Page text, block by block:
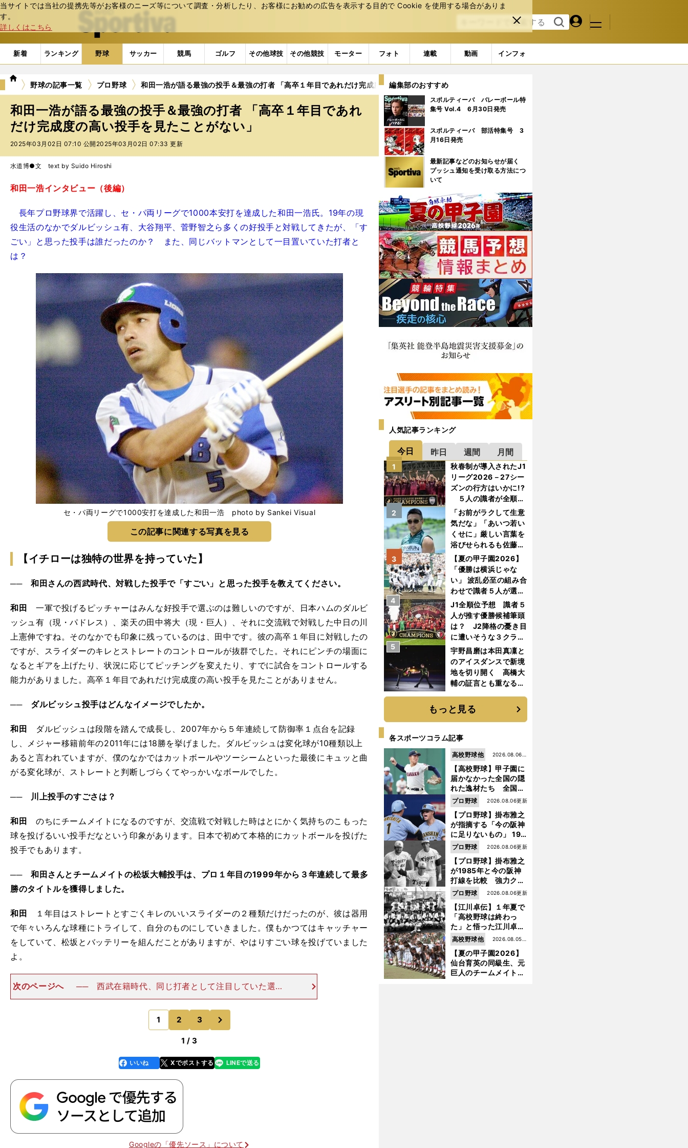
当サイトでは当社の提携先等がお客様のニーズ等について調査・分析したり、お客様にお勧めの広告を表⽰する⽬的で Cookie を使⽤する場合がありま
す。
詳しくはこちら
閉じ
る
web Sportiva (webスポルティーバ)
検索
る
マイペ
ジ
メニュ
新着 ランキング 野球 サッカー 競馬 ゴルフ その他球技 その他競技 モーター フォト 連載 動画 インフォ
we
ポ
ル
テ
ィ
ー
バ
野球の記事一覧 プロ野球 和田一浩が語る最強の投手＆最強の打者 「高卒１年目であれだけ完成度の高い投手を見たことがない」
和田一浩が語る最強の投手＆最強の打者 「高卒１年目であれ
だけ完成度の高い投手を見たことがない」
2025年03月02日 07:10 公開 2025年03月02日 07:33 更新
水道博●文 text by Suido Hiroshi
和田一浩インタビュー（後編）
長年プロ野球界で活躍し、セ・パ両リーグで1000本安打を達成した和田一浩氏。19年の現
役生活のなかでダルビッシュ有、大谷翔平、菅野智之ら多くの好投手と対戦してきたが、「す
ごい」と思った投手は誰だったのか？ また、同じバットマンとして一目置いていた打者と
は？
セ・パ両リーグで1000安打を達成した和田一浩 photo by Sankei Visual
この記事に関連する写真を見る
【イチローは独特の世界を持っていた】
── 和田さんの西武時代、対戦した投手で「すごい」と思った投手を教えてください。
和田
一軍で投げるピッチャーはみんな好投手で選ぶのは難しいのですが、日本ハムのダルビ
ッシュ有（現・パドレス）、楽天の田中将大（現・巨人）、それに交流戦で対戦した中日の川
上憲伸ですね。そのなかでも印象に残っているのは、田中です。彼の高卒１年目に対戦したの
ですが、スライダーのキレとストレートのコントロールが抜群でした。それにピンチの場面に
なるとギアを上げたり、状況に応じてピッチングを変えたり、すでに試合をコントロールする
能力がありました。高卒１年目であれだけ完成度の高い投手を見たことがありません。
── ダルビッシュ投手はどんなイメージでしたか。
和田
ダルビッシュは段階を踏んで成長し、2007年から５年連続して防御率１点台を記録
し、メジャー移籍前年の2011年には18勝を挙げました。ダルビッシュは変化球が10種類以上
あると言われていますが、僕のなかではカットボールやツーシームといった最後にキュッと曲
がる変化球が、ストレートと判断しづらくてやっかいなボールでした。
── 川上投手のすごさは？
和田
のちにチームメイトになるのですが、交流戦で対戦した時はとにかく気持ちのこもった
球を投げるいい投手だなという印象があります。日本で初めて本格的にカットボールを投げた
投手でもあります。
── 和田さんとチームメイトの松坂大輔投手は、プロ１年目の1999年から３年連続して最多
勝のタイトルを獲得しました。
和田
１年目はストレートとすごくキレのいいスライダーの２種類だけだったのが、彼は器用
で年々いろんな球種にトライして、自分のものにしていきました。僕もかつてはキャッチャー
をしていて、松坂とバッテリーを組んだことがありますが、やはりすごい球を投げていました
よ。
次のページへ
── 西武在籍時代、同じ打者として注目していた選手
は誰ですか。和田 １歳下のイチロー（当時オリックス）は、やはりと
んでもない選手でした。彼はヒットを打つ能力に関して、独特の世界を
持っているように感じ
1 2 3
1 / 3
faceboo
k
いいね Xでポストする
line LINEで送る
Googleの「優先ソース」について
？
編集部のおすすめ
スポルティーバ バレーボール特
集号 Vol.4 6月30日発売
スポルティーバ 部活特集号 3
月16日発売
最新記事などのお知らせが届く
プッシュ通知を受け取る方法につ
いて
人気記事ランキング
今日 昨日 週間 月間
秋春制が導入されたJ1
リーグ2026－27シー
ズンの行方はいかに!?
５人の識者が全順位
を大胆予想
1
「お前がラクして生意
気だな」「あいつ若い
くせに」厳しい言葉を
浴びせられるも佐藤慎
太郎が貫いた誇りとフ
ァンへの思い
2
【夏の甲子園2026】
「優勝は横浜じゃな
い」 波乱必至の組み合
わせで識者５人が選ん
だ優勝校はここだ！
3
J1全順位予想 識者５
人が推す優勝候補筆頭
は？ J2降格の憂き目
に遭いそうな３クラブ
とは？
4
宇野昌磨は本田真凜と
のアイスダンスで新境
地を切り開く 高橋大
輔の証言とも重なる課
5
もっと見る
各スポーツコラム記事
【高校野球】甲子園に
届かなかった全国の隠
れた逸材たち 全国を
巡って見つけた"幻の
スター候補"たち
2026.08.06更
新
高校野球他
【プロ野球】掛布雅之
が指摘する「今の阪神
に足りないもの」 198
5年のチームよりもつ
ながりを感じない
2026.08.06更新
プロ野球
【プロ野球】掛布雅之
が1985年と今の阪神
打線を比較 強力クリ
ーンナップと、チーム
の「大きな違い」を語
った
2026.08.06更新
プロ野球
【江川卓伝】１年夏で
「高校野球は終わっ
た」と悟った江川卓の
控え投手は、公式戦わ
ずか16イニングの登板
で大洋から２位指名を
受けた
2026.08.06更新
プロ野球
【夏の甲子園2026】
仙台育英の同級生、元
巨人のチームメイト、
2026.08.05更
高校野球他